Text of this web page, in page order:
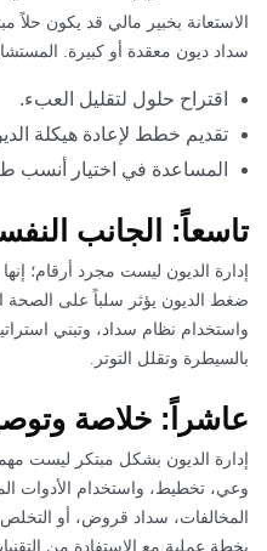
الاستعانة بخبير مالي قد يكون
سداد ديون معقدة أو كبيرة.
اقتراح حلول لتقليل العبء.
تقديم خطط لإعادة هيكلة
المساعدة في اختيار أنسب
تاسعاً: الجانب
إدارة الديون ليست مجرد أرقام؛
ضغط الديون يؤثر سلباً على الصحة
واستخدام نظام سداد، وتبني
بالسيطرة وتقلل التوتر.
عاشراً: خلاصة
إدارة الديون بشكل مبتكر ليست
وعي، تخطيط، واستخدام الأدوات
المخالفات، سداد قروض، أو التخلص
بخطة عملية مع الاستفادة من